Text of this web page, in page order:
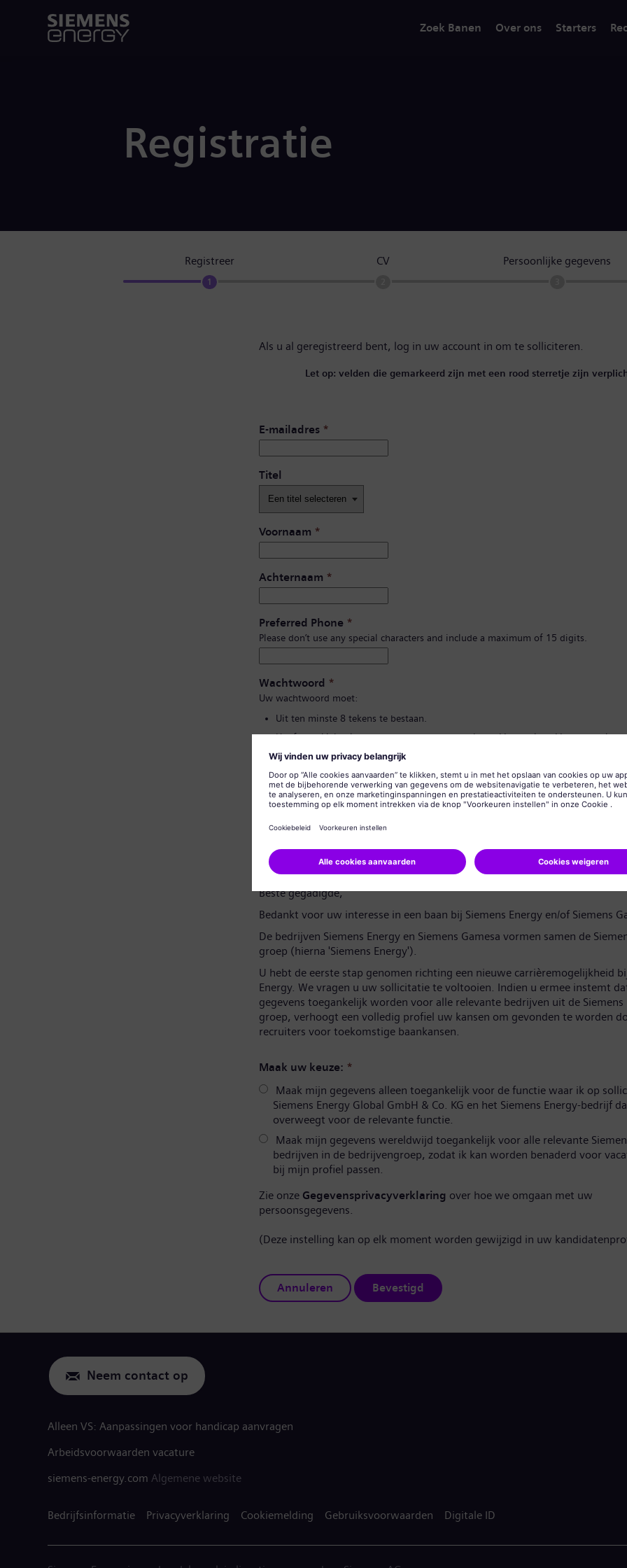
Zoek Banen Over ons Starters
Registratie
Registreer
1
CV Persoonlijke gegevens
Als u al geregistreerd bent, log in uw account in om te solliciteren.
Let op: velden die gemarkeerd zijn met een rood sterretje zijn
E-mailadres *
Titel
Voornaam *
Achternaam *
Preferred Phone *
Please don’t use any special characters and include a maximum of 15 digits.
Wachtwoord *
Uw wachtwoord moet:
Uit ten minste 8 tekens te bestaan.
Hoofd- en kleine letters te bevatten, en ten minste één getal en één symbool.
Geen van uw persoonlijke gegevens te bevatten.
Geen veelgebruikte woorden te bevatten.
Wachtwoord bevestigen
Gegevensprivacyverklaring
Beste gegadigde,
Bedankt voor uw interesse in een baan bij Siemens Energy en/of Siemens
De bedrijven Siemens Energy en Siemens Gamesa vormen samen de
groep (hierna 'Siemens Energy').
U hebt de eerste stap genomen richting een nieuwe carrièremogelijkheid
Energy. We vragen u uw sollicitatie te voltooien. Indien u ermee instemt
gegevens toegankelijk worden voor alle relevante bedrijven uit de Siemens
groep, verhoogt een volledig profiel uw kansen om gevonden te worden
recruiters voor toekomstige baankansen.
Maak uw keuze: *
Maak mijn gegevens alleen toegankelijk voor de functie waar ik op
Siemens Energy Global GmbH & Co. KG en het Siemens Energy-bedrijf
overweegt voor de relevante functie.
Maak mijn gegevens wereldwijd toegankelijk voor alle relevante
bedrijven in de bedrijvengroep, zodat ik kan worden benaderd voor
bij mijn profiel passen.
Zie onze Gegevensprivacyverklaring over hoe we omgaan met uw
persoonsgegevens.
(Deze instelling kan op elk moment worden gewijzigd in uw
Annuleren Bevestigd
Neem contact op
Alleen VS: Aanpassingen voor handicap aanvragen
Arbeidsvoorwaarden vacature
siemens-energy.com Algemene website
Bedrijfsinformatie Privacyverklaring Cookiemelding Gebruiksvoorwaarden Digitale ID